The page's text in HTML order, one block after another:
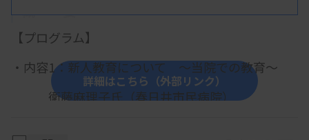
概 要
【プログラム】
・内容1：新人教育について 〜当院での教育〜
衛藤麻理子氏（春日井市民病院）
詳細はこちら（外部リンク）